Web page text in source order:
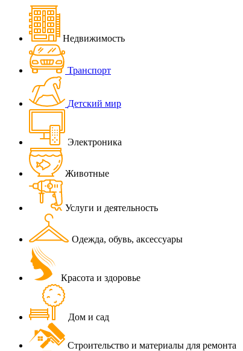
Недвижимость
Транспорт
Детский мир
Электроника
Животные
Услуги и деятельность
Одежда, обувь, аксессуары
Красота и здоровье
Дом и сад
Строительство и материалы для ремонта